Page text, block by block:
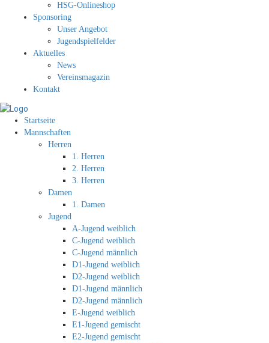
HSG-Onlineshop
Sponsoring
Unser Angebot
Jugendspielfelder
Aktuelles
News
Vereinsmagazin
Kontakt
Startseite
Mannschaften
Herren
1. Herren
2. Herren
3. Herren
Damen
1. Damen
Jugend
A-Jugend weiblich
C-Jugend weiblich
C-Jugend männlich
D1-Jugend weiblich
D2-Jugend weiblich
D1-Jugend männlich
D2-Jugend männlich
E-Jugend weiblich
E1-Jugend gemischt
E2-Jugend gemischt